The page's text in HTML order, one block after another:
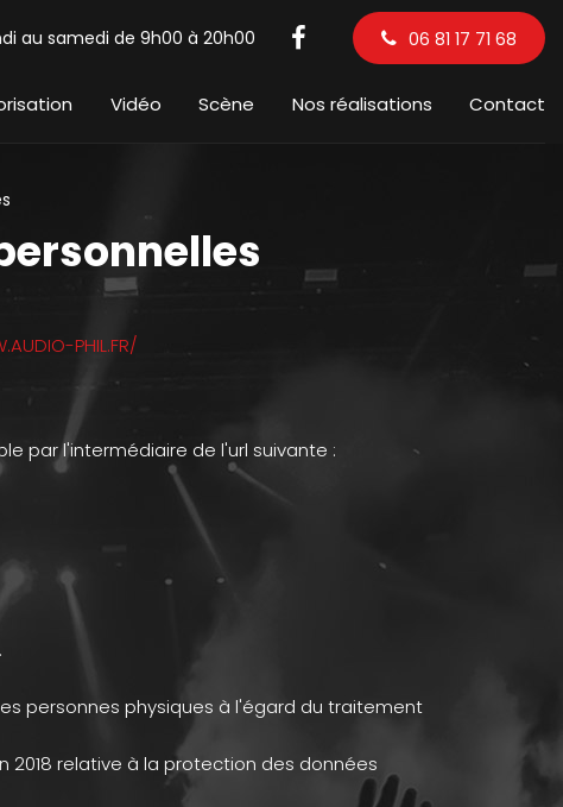
au samedi de 9h00 à 20h00 06 81 17 71 68
Vidéo Scène Nos réalisations Contact
PHIL.FR/
par l'intermédiaire de l'url suivante :
personnes physiques à l'égard du traitement
2018 relative à la protection des données